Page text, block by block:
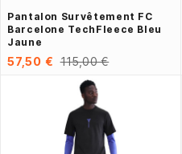
Pantalon Survêtement FC
Barcelone TechFleece Bleu
Jaune
57,50 € 115,00 €